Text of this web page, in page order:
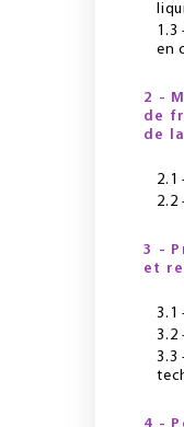
en
2 -
de
de
2.1
2.2
3 -
et
3.1
3.2
3.3